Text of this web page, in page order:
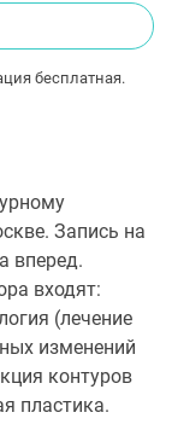
бесплатная.
Запись на
вперед.
входят:
(лечение
изменений
контуров
пластика.